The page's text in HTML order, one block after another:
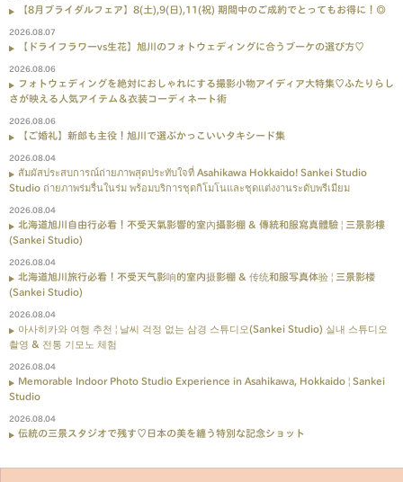
【8月ブライダルフェア】8(土),9(日),11(祝) 期間中のご成約でとってもお得に！◎
2026.08.07
【ドライフラワーvs生花】旭川のフォトウェディングに合うブーケの選び方♡
2026.08.06
フォトウェディングを絶対におしゃれにする撮影小物アイディア大特集♡ふたりらし
さが映える人気アイテム＆衣装コーディネート術
2026.08.06
【ご婚礼】新郎も主役！旭川で選ぶかっこいいタキシード集
2026.08.04
สัมผัสประสบการณ์ถ่ายภาพสุดประทับใจที่ Asahikawa Hokkaido! Sankei Studio
Studio ถ่ายภาพร่มรื่นในร่ม พร้อมบริการชุดกิโมโนและชุดแต่งงานระดับพรีเมียม
2026.08.04
北海道旭川自由行必看！不受天氣影響的室內攝影棚 & 傳統和服寫真體驗 | 三景影樓
(Sankei Studio)
2026.08.04
北海道旭川旅行必看！不受天气影响的室内摄影棚 & 传统和服写真体验 | 三景影楼
(Sankei Studio)
2026.08.04
아사히카와 여행 추천 | 날씨 걱정 없는 삼경 스튜디오(Sankei Studio) 실내 스튜디오
촬영 & 전통 기모노 체험
2026.08.04
Memorable Indoor Photo Studio Experience in Asahikawa, Hokkaido | Sankei
Studio
2026.08.04
伝統の三景スタジオで残す♡日本の美を纏う特別な記念ショット